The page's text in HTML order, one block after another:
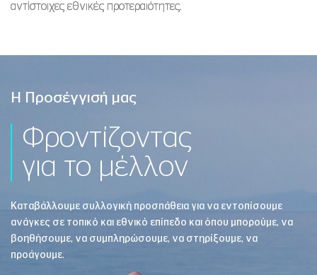
αντίστοιχες εθνικές προτεραιότητες.
Η Προσέγγισή μας
Φροντίζοντας
για το μέλλον
Καταβάλλουμε συλλογική προσπάθεια για να εντοπίσουμε
ανάγκες σε τοπικό και εθνικό επίπεδο και όπου μπορούμε, να
βοηθήσουμε, να συμπληρώσουμε, να στηρίξουμε, να
προάγουμε.